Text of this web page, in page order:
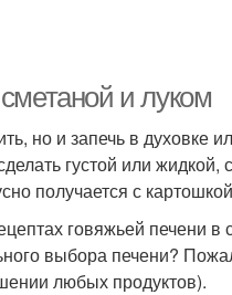
и луком
но и запечь в духовке
густой или
получается с
говяжьей печени в
выбора печени?
любых продуктов).